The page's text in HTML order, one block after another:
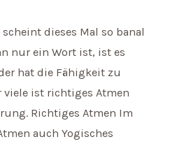
dieses Mal so banal
nur ein Wort ist, ist es
hat die Fähigkeit zu
ist richtiges Atmen
Richtiges Atmen Im
auch Yogisches